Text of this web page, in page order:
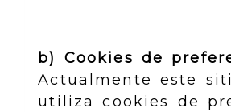
b) Cookies de
Actualmente este
utiliza cookies de